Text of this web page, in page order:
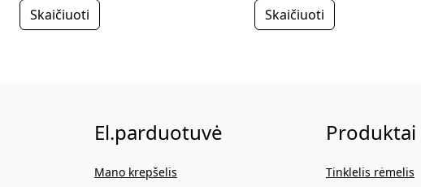
Skaičiuoti Skaičiuoti
El.parduotuvė
Mano krepšelis
Produktai
Tinklelis rėmelis